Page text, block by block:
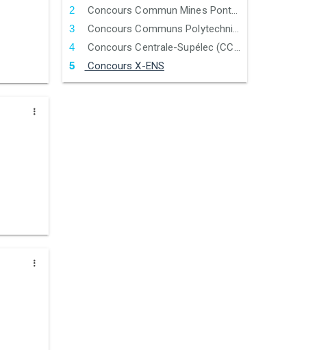
Concours Commun Mines Ponts (CCMP)
Concours Communs Polytechniques (CCP)
Concours Centrale-Supélec (CCS)
Concours X-ENS